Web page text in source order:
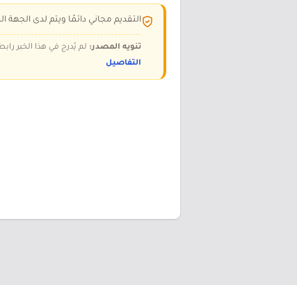
التقديم مجاني دائمًا ويتم لدى الجهة
تنويه المصدر: لم يُدرج في هذا الخبر
التفاصيل